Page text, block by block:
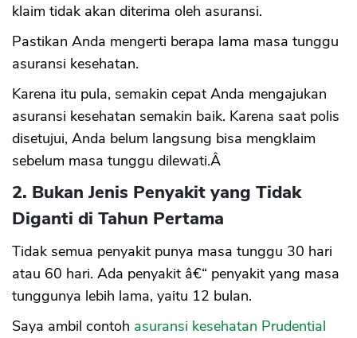
klaim tidak akan diterima oleh asuransi.
Pastikan Anda mengerti berapa lama masa tunggu
asuransi kesehatan.
Karena itu pula, semakin cepat Anda mengajukan
asuransi kesehatan semakin baik. Karena saat polis
disetujui, Anda belum langsung bisa mengklaim
sebelum masa tunggu dilewati.Â
2. Bukan Jenis Penyakit yang Tidak
Diganti di Tahun Pertama
Tidak semua penyakit punya masa tunggu 30 hari
atau 60 hari. Ada penyakit â€“ penyakit yang masa
tunggunya lebih lama, yaitu 12 bulan.
Saya ambil contoh asuransi kesehatan Prudential
CANCEL